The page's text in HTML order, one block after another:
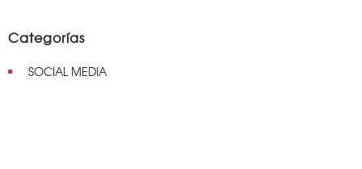
Categorías
SOCIAL MEDIA